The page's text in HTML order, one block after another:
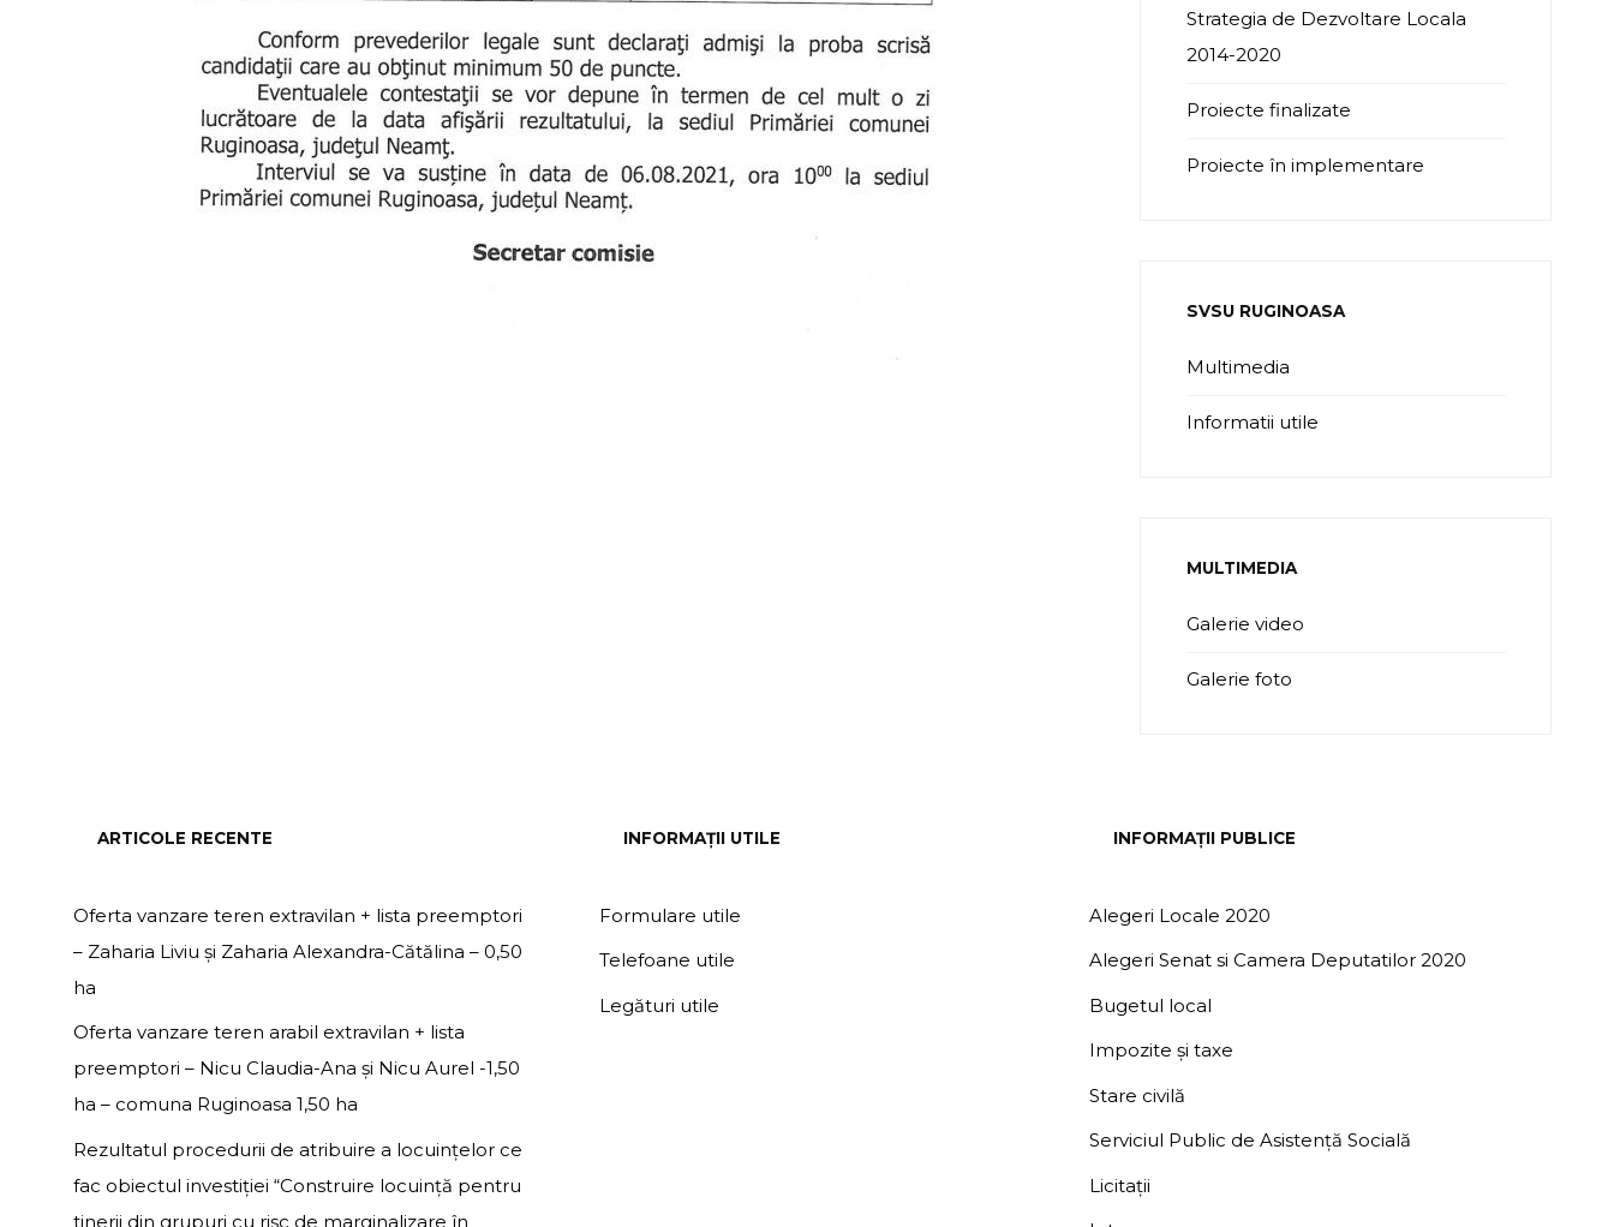
Strategia de Dezvoltare Locala
2014-2020
Proiecte finalizate
Proiecte în implementare
SVSU RUGINOASA
Multimedia
Informatii utile
MULTIMEDIA
Galerie video
Galerie foto
ARTICOLE RECENTE
Oferta vanzare teren extravilan + lista preemptori
– Zaharia Liviu și Zaharia Alexandra-Cătălina – 0,50
ha
Oferta vanzare teren arabil extravilan + lista
preemptori – Nicu Claudia-Ana și Nicu Aurel -1,50
ha – comuna Ruginoasa 1,50 ha
Rezultatul procedurii de atribuire a locuințelor ce
fac obiectul investiției “Construire locuință pentru
tinerii din grupuri cu risc de marginalizare în
INFORMAȚII UTILE
Formulare utile
Telefoane utile
Legături utile
INFORMAȚII PUBLICE
Alegeri Locale 2020
Alegeri Senat si Camera Deputatilor 2020
Bugetul local
Impozite și taxe
Stare civilă
Serviciul Public de Asistență Socială
Licitații